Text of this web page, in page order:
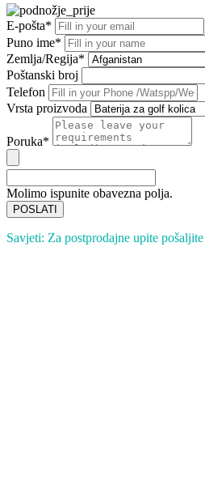
E-pošta*
Puno ime*
Zemlja/Regija*
Poštanski broj
Telefon
Vrsta proizvoda
Poruka*
Molimo ispunite obavezna polja.
POSLATI
Savjeti: Za postprodajne upite